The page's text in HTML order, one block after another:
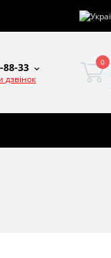
88-33
дзвінок
0